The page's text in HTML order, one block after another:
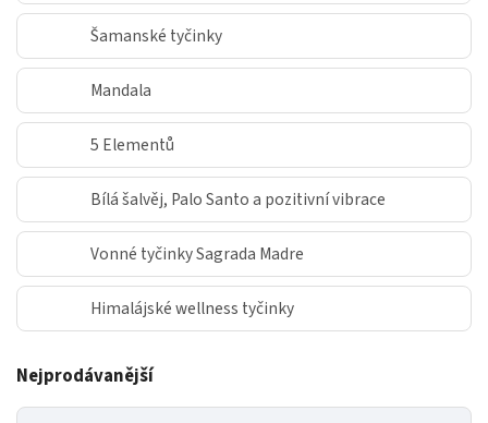
Šamanské tyčinky
Mandala
5 Elementů
Bílá šalvěj, Palo Santo a pozitivní vibrace
Vonné tyčinky Sagrada Madre
Himalájské wellness tyčinky
Nejprodávanější